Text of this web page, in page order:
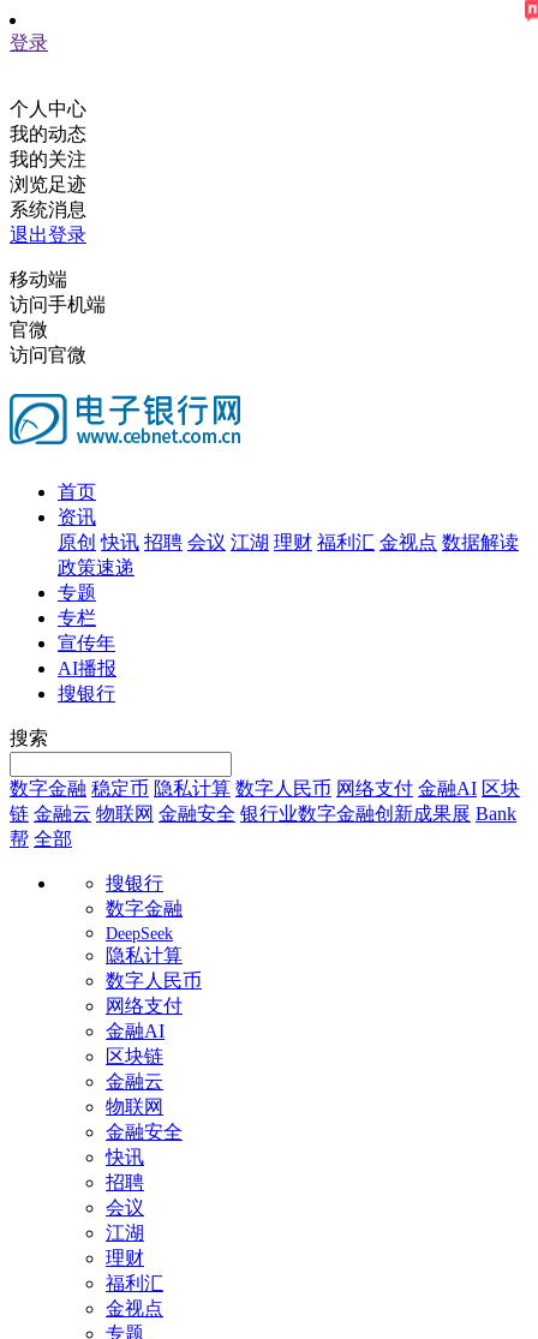
登录
个人中心
我的动态
我的关注
浏览足迹
系统消息
退出登录
移动端
访问手机端
官微
访问官微
首页
资讯
原创 快讯 招聘 会议 江湖 理财 福利汇 金视点 数据解读
政策速递
专题
专栏
宣传年
AI播报
搜银行
搜索
数字金融 稳定币 隐私计算 数字人民币 网络支付 金融AI 区块
链 金融云 物联网 金融安全 银行业数字金融创新成果展 Bank
帮 全部
搜银行
数字金融
DeepSeek
隐私计算
数字人民币
网络支付
金融AI
区块链
金融云
物联网
金融安全
快讯
招聘
会议
江湖
理财
福利汇
金视点
专题